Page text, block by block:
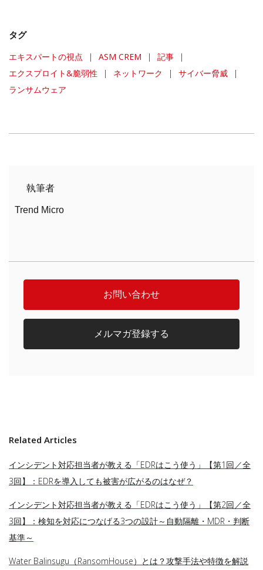
タグ
エキスパートの視点 | ASM CREM | 記事
|
エクスプロイト&脆弱性
| ネットワーク | サイバー脅威
|
ランサムウェア
執筆者
Trend Micro
お問い合わせ
メルマガ登録する
Related Articles
インシデント対応担当者が教える「EDRはこう使う」【第1回／全
3回】：EDRを導入しても被害が広がるのはなぜ？
インシデント対応担当者が教える「EDRはこう使う」【第2回／全
3回】：検知を対応につなげる3つの設計～自動隔離・MDR・判断
基準～
Water Balinsugu（RansomHouse）とは？攻撃手法や特徴を解説